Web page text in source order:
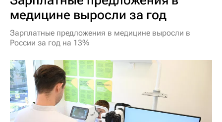
медицине выросли за год
Зарплатные предложения в медицине выросли в
России за год на 13%